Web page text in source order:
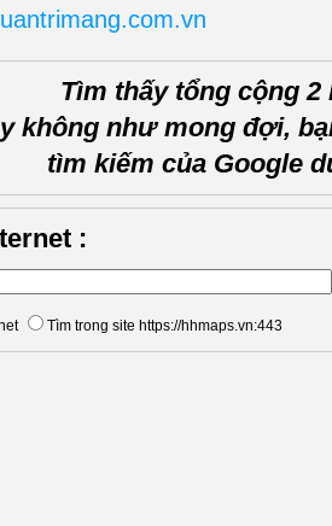
Tìm thấy tổng cộng 2
không như mong đợi,
tìm kiếm của Google
:
Tìm trong site https://hhmaps.vn:443